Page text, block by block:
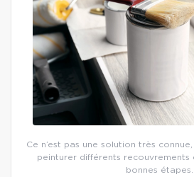
Ce n’est pas une solution très
peinturer différents recouvrements
bonnes étapes.